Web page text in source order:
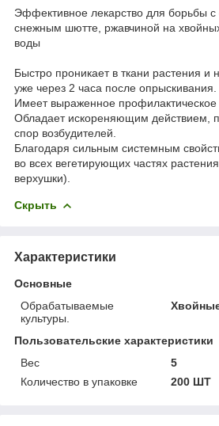
Эффективное лекарство для борьбы
снежным шютте, ржавчиной на
воды
Быстро проникает в ткани растения
уже через 2 часа после опрыскивания.
Имеет выраженное профилактическое
Обладает искореняющим действием,
спор возбудителей.
Благодаря сильным системным
во всех вегетирующих частях
верхушки).
Скрыть
Характеристики
Основные
Обрабатываемые
культуры.
Пользовательские характеристики
Вес
5
Количество в упаковке
200 ШТ